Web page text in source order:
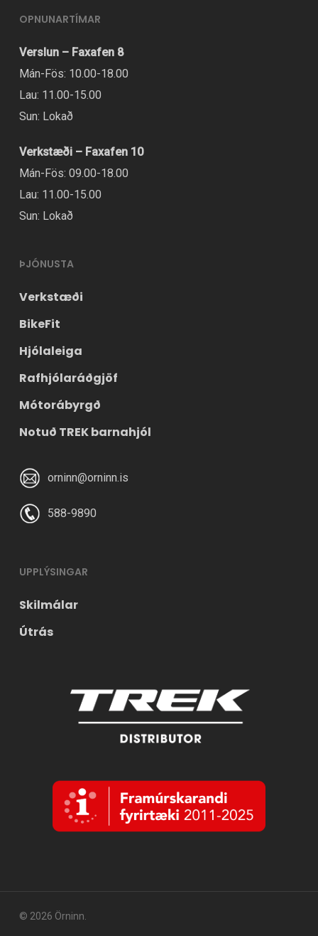
OPNUNARTÍMAR
Verslun – Faxafen 8
Mán-Fös: 10.00-18.00
Lau: 11.00-15.00
Sun: Lokað
Verkstæði – Faxafen 10
Mán-Fös: 09.00-18.00
Lau: 11.00-15.00
Sun: Lokað
ÞJÓNUSTA
Verkstæði
BikeFit
Hjólaleiga
Rafhjólaráðgjöf
Mótorábyrgð
Notuð TREK barnahjól
orninn@orninn.is
588-9890
UPPLÝSINGAR
Skilmálar
Útrás
© 2026 Örninn.